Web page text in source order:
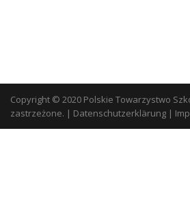
Copyright © 2020 Polskie Towarzystwo
zastrzeżone. | Datenschutzerklärung |